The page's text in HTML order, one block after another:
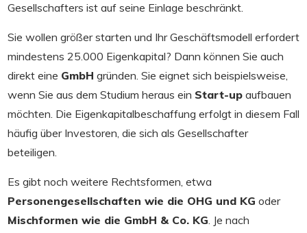
Gesellschafters ist auf seine Einlage beschränkt.
Sie wollen größer starten und Ihr Geschäftsmodell erfordert
mindestens 25.000 Eigenkapital? Dann können Sie auch
direkt eine GmbH gründen. Sie eignet sich beispielsweise,
wenn Sie aus dem Studium heraus ein Start-up aufbauen
möchten. Die Eigenkapitalbeschaffung erfolgt in diesem Fall
häufig über Investoren, die sich als Gesellschafter
beteiligen.
Es gibt noch weitere Rechtsformen, etwa
Personengesellschaften wie die OHG und KG oder
Mischformen wie die GmbH & Co. KG. Je nach